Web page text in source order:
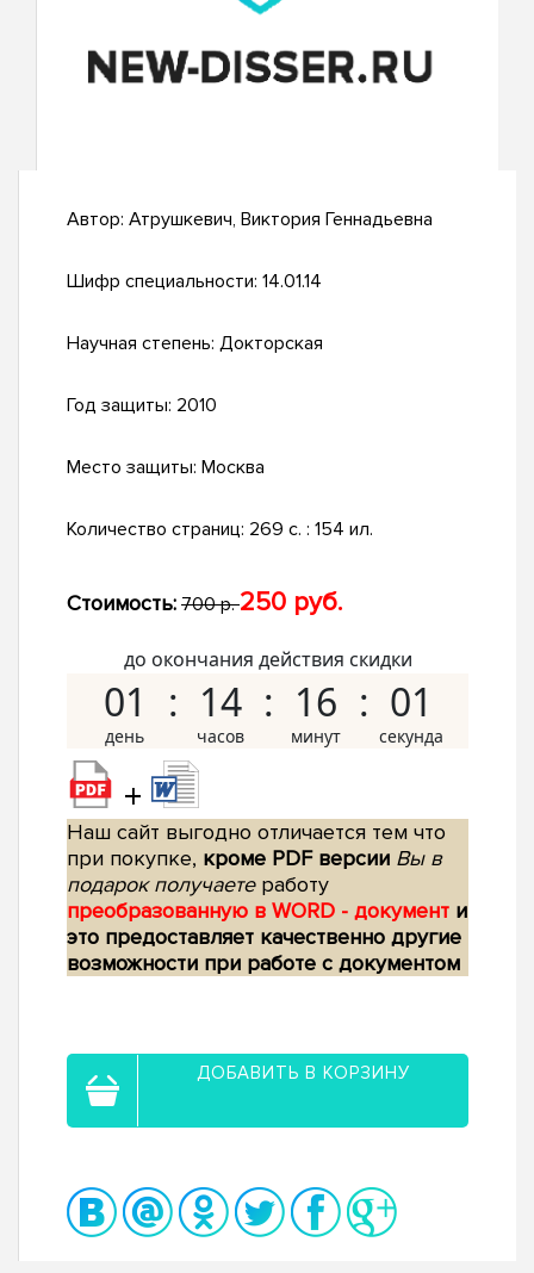
Автор: Атрушкевич, Виктория Геннадьевна
Шифр специальности: 14.01.14
Научная степень: Докторская
Год защиты: 2010
Место защиты: Москва
Количество страниц: 269 с. : 154 ил.
Стоимость: 700 р.250 руб.
до окончания действия скидки
01 14 16 00
+
Наш сайт выгодно отличается тем что
при покупке, кроме PDF версии Вы в
подарок получаетеработу
преобразованную в WORD - документ и
это предоставляет качественно другие
возможности при работе с документом
ДОБАВИТЬ В КОРЗИНУ